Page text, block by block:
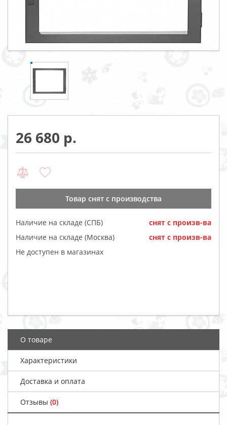
26 680
Товар cнят с производства
Наличие на складе (СПБ)
cнят с произв-ва
Наличие на складе (Москва)
cнят с произв-ва
Не доступен в магазинах
О товаре
Характеристики
Доставка и оплата
Отзывы (0)